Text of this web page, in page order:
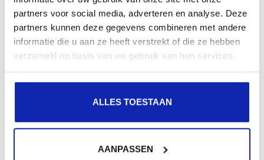
partners voor social media, adverteren en analyse. Deze
partners kunnen deze gegevens combineren met andere
informatie die u aan ze heeft verstrekt of die ze hebben
verzameld op basis van uw gebruik van hun services.
ALLES TOESTAAN
AANPASSEN